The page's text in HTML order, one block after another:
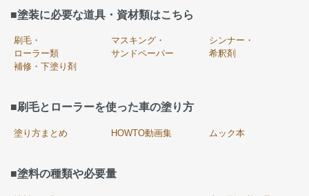
■塗装に必要な道具・資材類はこちら
刷毛・
ローラー類
マスキング・
サンドペーパー
シンナー・
希釈剤
補修・下塗り剤
■刷毛とローラーを使った車の塗り方
塗り方まとめ HOWTO動画集 ムック本
■塗料の種類や必要量